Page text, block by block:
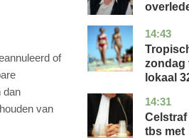
of
dan
van
14:43
utrecht
nieuws
zondag
lokaal
14:31
zuid-
holland
nieuws
Celstraf
tbs met